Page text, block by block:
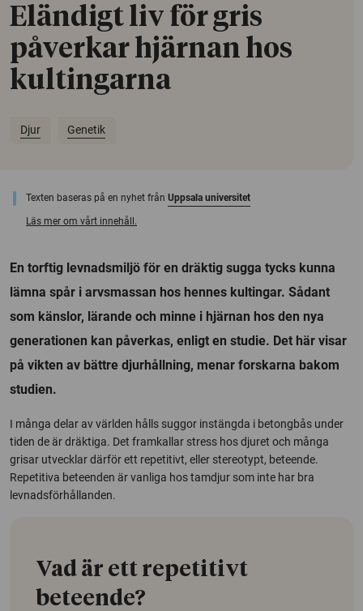
Eländigt liv för gris
påverkar hjärnan hos
kultingarna
Djur Genetik
Texten baseras på en nyhet från Uppsala universitet
Läs mer om vårt innehåll.
En torftig levnadsmiljö för en dräktig sugga tycks kunna
lämna spår i arvsmassan hos hennes kultingar. Sådant
som känslor, lärande och minne i hjärnan hos den nya
generationen kan påverkas, enligt en studie. Det här visar
på vikten av bättre djurhållning, menar forskarna bakom
studien.
I många delar av världen hålls suggor instängda i betongbås under
tiden de är dräktiga. Det framkallar stress hos djuret och många
grisar utvecklar därför ett repetitivt, eller stereotypt, beteende.
Repetitiva beteenden är vanliga hos tamdjur som inte har bra
levnadsförhållanden.
Vad är ett repetitivt
beteende?